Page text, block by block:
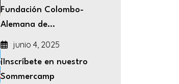
Fundación Colombo-
Alemana de...
junio 4, 2025
¡Inscríbete en nuestro
Sommercamp